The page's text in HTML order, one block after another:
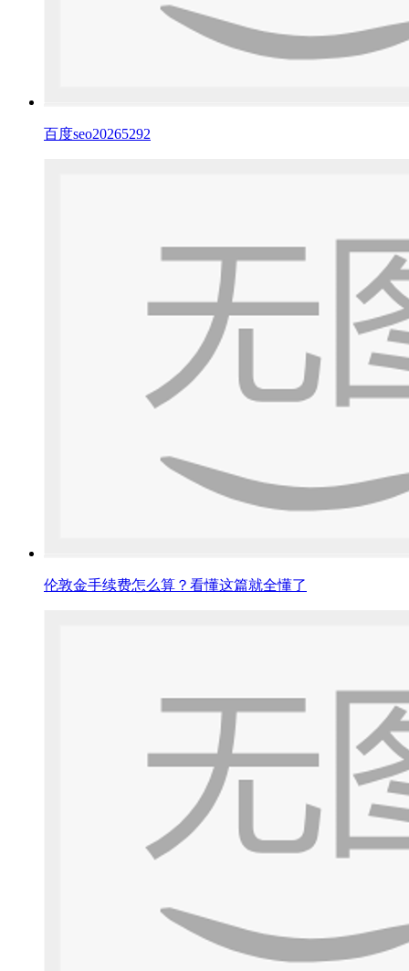
百度seo20265292
伦敦金手续费怎么算？看懂这篇就全懂了